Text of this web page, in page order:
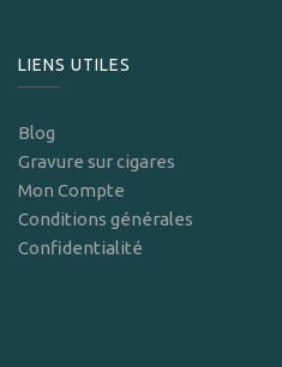
LIENS UTILES
Blog
Gravure sur cigares
Mon Compte
Conditions générales
Confidentialité